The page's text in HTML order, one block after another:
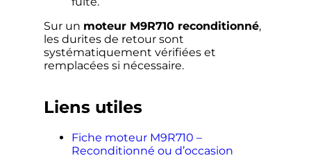
Sur un moteur M9R710 reconditionné,
les durites de retour sont
systématiquement vérifiées et
remplacées si nécessaire.
Liens utiles
Fiche moteur M9R710 –
Reconditionné ou d’occasion